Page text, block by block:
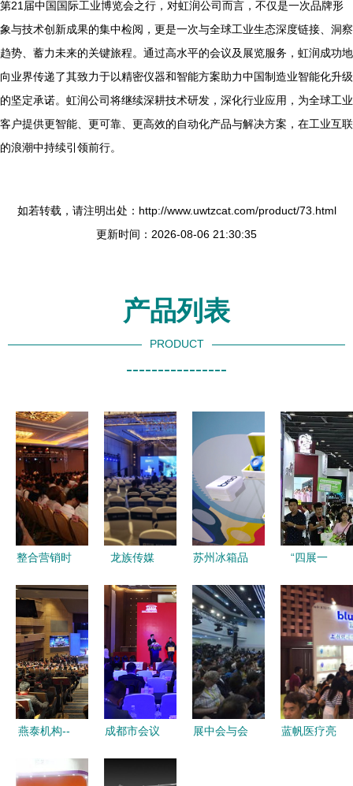
第21届中国国际工业博览会之行，对虹润公司而言，不仅是一次品牌形
象与技术创新成果的集中检阅，更是一次与全球工业生态深度链接、洞察
趋势、蓄力未来的关键旅程。通过高水平的会议及展览服务，虹润成功地
向业界传递了其致力于以精密仪器和智能方案助力中国制造业智能化升级
的坚定承诺。虹润公司将继续深耕技术研发，深化行业应用，为全球工业
客户提供更智能、更可靠、更高效的自动化产品与解决方案，在工业互联
的浪潮中持续引领前行。
如若转载，请注明出处：http://www.uwtzcat.com/product/73.html
更新时间：2026-08-06 21:30:35
产品列表
PRODUCT
----------------
整合营销时
搭建到品牌
推广的全链
路服务策略
龙族传媒
会议与展览
服务，赋能
每一次精彩
发声
苏州冰箱品
公司 专业
设计服务的
卓越之选
“四展一
幕 2020第
12届中国发
博会邀您共
襄盛会（展
前预告）
燕泰机构--
公关活动、
成都市会议
展中会与会
蓝帆医疗亮